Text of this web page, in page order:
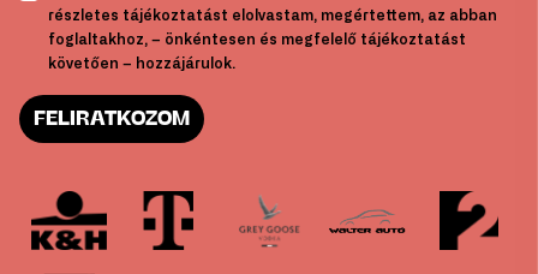
részletes tájékoztatást elolvastam, megértettem, az abban
foglaltakhoz, – önkéntesen és megfelelő tájékoztatást
követően – hozzájárulok.
FELIRATKOZOM